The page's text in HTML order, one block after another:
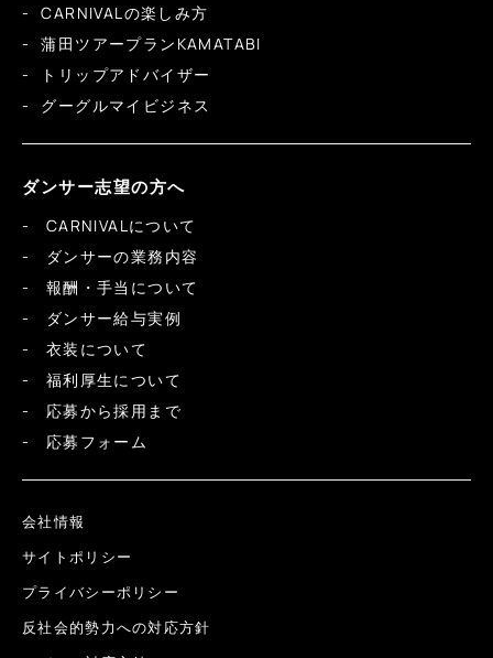
CARNIVALの楽しみ方
蒲田ツアープランKAMATABI
トリップアドバイザー
グーグルマイビジネス
ダンサー志望の方へ
CARNIVALについて
ダンサーの業務内容
報酬・手当について
ダンサー給与実例
衣装について
福利厚生について
応募から採用まで
応募フォーム
会社情報
サイトポリシー
プライバシーポリシー
反社会的勢力への対応方針